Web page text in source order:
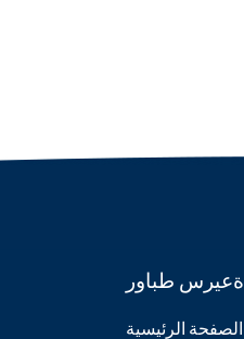
ةعيرس طباور
الصفحة الرئيسية